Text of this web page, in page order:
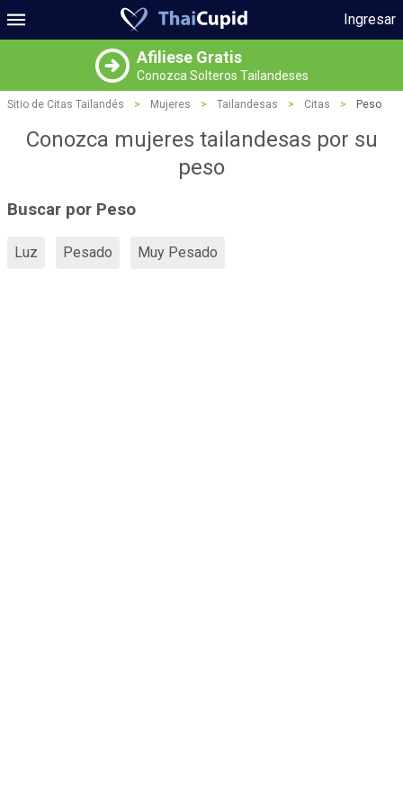
Ingresar
Afiliese Gratis
Conozca Solteros Tailandeses
Sitio de Citas Tailandés > Mujeres > Tailandesas > Citas > Peso
Conozca mujeres tailandesas por su
peso
Buscar por Peso
Luz Pesado Muy Pesado